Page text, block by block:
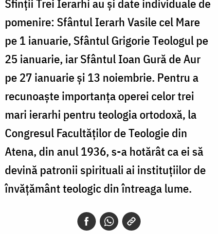
Sfinţii Trei Ierarhi au şi date individuale de
pomenire: Sfântul Ierarh Vasile cel Mare
pe 1 ianuarie, Sfântul Grigorie Teologul pe
25 ianuarie, iar Sfântul Ioan Gură de Aur
pe 27 ianuarie şi 13 noiembrie. Pentru a
recunoaşte importanţa operei celor trei
mari ierarhi pentru teologia ortodoxă, la
Congresul Facultăţilor de Teologie din
Atena, din anul 1936, s-a hotărât ca ei să
devină patronii spirituali ai instituţiilor de
învăţământ teologic din întreaga lume.